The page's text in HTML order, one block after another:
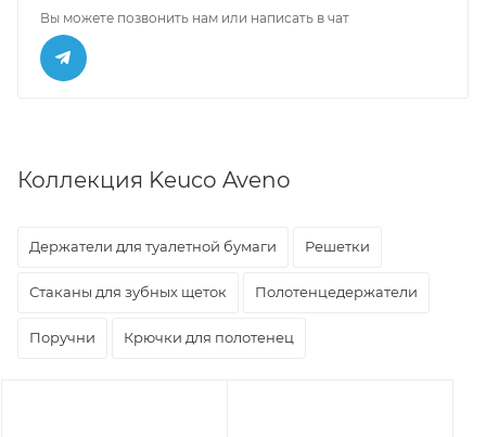
Вы можете позвонить нам или написать в чат
Коллекция Keuco Aveno
Держатели для туалетной бумаги Решетки
Стаканы для зубных щеток Полотенцедержатели
Поручни Крючки для полотенец